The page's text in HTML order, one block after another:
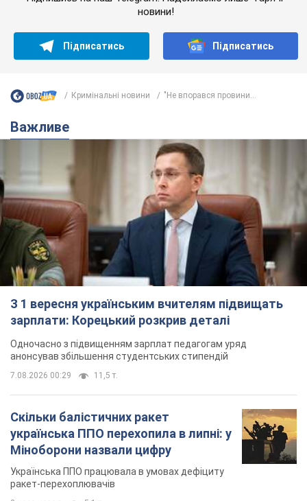
З 1 вересня українським вчителям підвищать
зарплати: Корецький розкрив деталі
Одночасно з підвищенням зарплат педагогам уряд
анонсував збільшення студентських стипендій
7.08.2026 00:29
Скільки балістичних ракет
українська ППО перехопила в липні: у
Міноборони назвали цифру
ракет-перехоплювачів
Ауріка Ротару через суд змінила
свою пенсію, на яку раніше
жалілася: скільки отримувала
співачка
час роботи в Чернівецькій філармонії